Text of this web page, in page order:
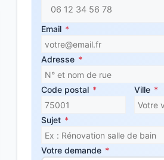
Email *
Adresse *
Code postal * Ville *
Sujet *
Votre demande *